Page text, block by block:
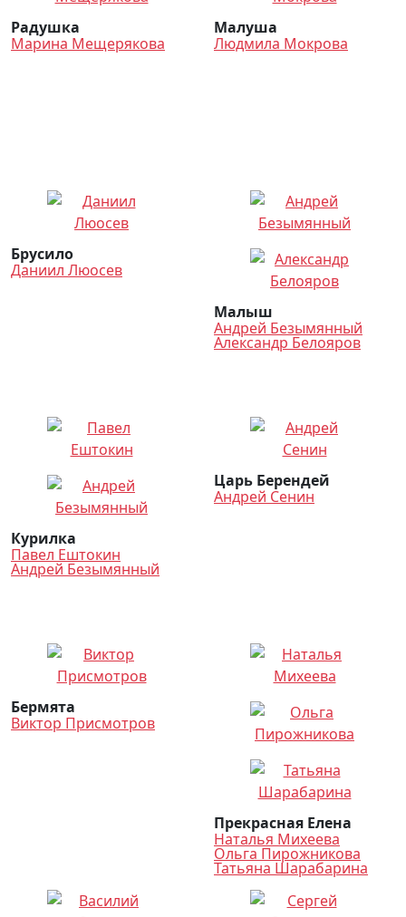
Радушка
Марина Мещерякова
Малуша
Людмила Мокрова
Брусило
Даниил Люосев
Малыш
Андрей Безымянный
Александр Белояров
Курилка
Павел Ештокин
Андрей Безымянный
Царь Берендей
Андрей Сенин
Бермята
Виктор Присмотров
Прекрасная Елена
Наталья Михеева
Ольга Пирожникова
Татьяна Шарабарина